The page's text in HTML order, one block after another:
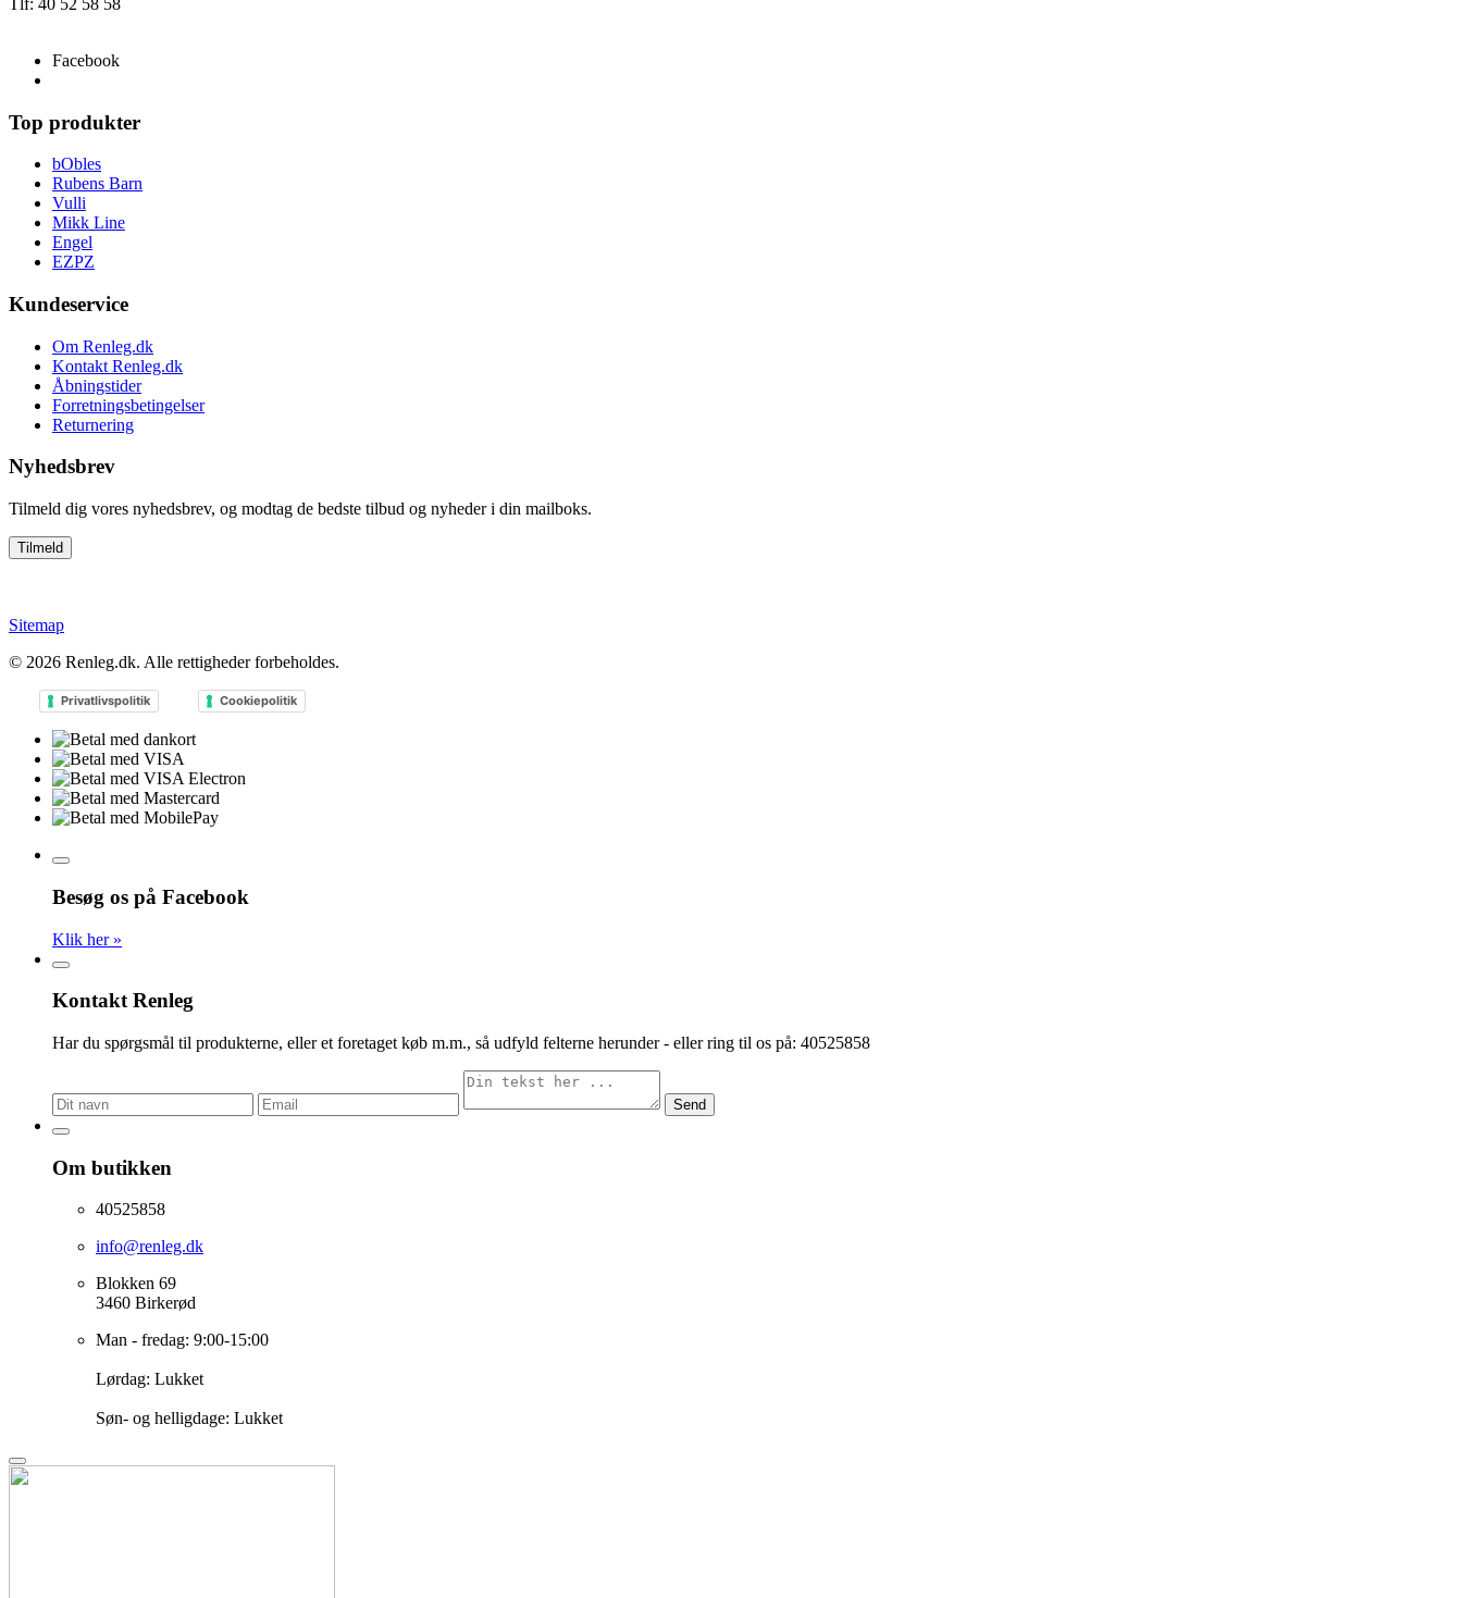
Facebook
Top produkter
bObles
Rubens Barn
Vulli
Mikk Line
Engel
EZPZ
Kundeservice
Om Renleg.dk
Kontakt Renleg.dk
Åbningstider
Forretningsbetingelser
Returnering
Nyhedsbrev
Tilmeld dig vores nyhedsbrev, og modtag de bedste tilbud og nyheder i din mailboks.
Sitemap
© 2026 Renleg.dk. Alle rettigheder forbeholdes.
Privatlivspolitik Cookiepolitik
Besøg os på Facebook
Klik her »
Kontakt Renleg
Har du spørgsmål til produkterne, eller et foretaget køb m.m., så udfyld felterne herunder - eller ring til os på: 40525858
Send
Om butikken
40525858
info@renleg.dk
Blokken 69
3460 Birkerød
Man - fredag: 9:00-15:00
Lørdag: Lukket
Søn- og helligdage: Lukket